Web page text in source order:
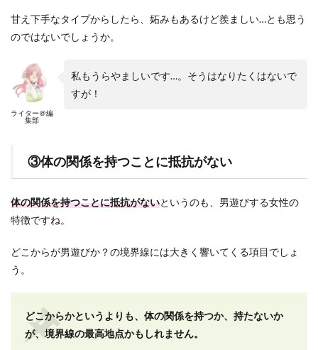
甘え下手なタイプからしたら、妬みもあるけど羨ましい…とも思う
のではないでしょうか。
ライター＠編
集部
私もうらやましいです…。そうはなりたくはないで
すが！
③体の関係を持つことに抵抗がない
体の関係を持つことに抵抗がないというのも、男遊びする女性の
特徴ですね。
どこからが男遊びか？の境界線には大きく響いてくる項目でしょ
う。
どこからかというよりも、体の関係を持つか、持たないか
が、境界線の最高地点かもしれません。